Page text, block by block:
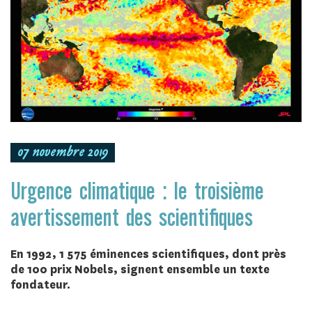
07 novembre 2019
Urgence climatique : le troisième
avertissement des scientifiques
En 1992, 1 575 éminences scientifiques, dont près
de 100 prix Nobels, signent ensemble un texte
fondateur.